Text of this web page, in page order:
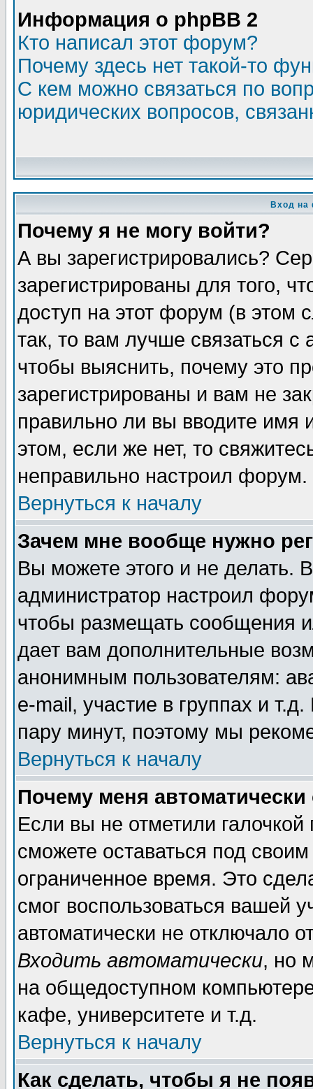
Информация о phpBB 2
Кто написал этот форум?
Почему здесь нет такой-то
С кем можно связаться по
юридических вопросов,
Вход на
Почему я не могу войти?
А вы зарегистрировались?
зарегистрированы для того,
доступ на этот форум (в этом
так, то вам лучше связаться
чтобы выяснить, почему это
зарегистрированы и вам не
правильно ли вы вводите
этом, если же нет, то
неправильно настроил форум.
Вернуться к началу
Зачем мне вообще нужно
Вы можете этого и не делать.
администратор настроил
чтобы размещать сообщения
дает вам дополнительные
анонимным пользователям:
e-mail, участие в группах и
пару минут, поэтому мы
Вернуться к началу
Почему меня автоматически
Если вы не отметили галочкой
сможете оставаться под
ограниченное время. Это
смог воспользоваться вашей
автоматически не отключало
Входить автоматически, но
на общедоступном
кафе, университете и т.д.
Вернуться к началу
Как сделать, чтобы я не